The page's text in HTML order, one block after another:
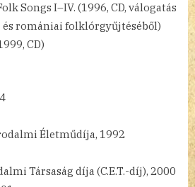
Songs I–IV. (1996, CD, válogatás
és romániai folklórgyűjtéséből)
CD)
Életműdíja, 1992
Társaság díja (C.E.T.-díj), 2000